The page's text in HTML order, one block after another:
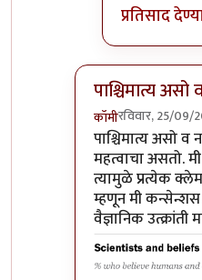
प्रतिसाद
पाश्चिमात्य असो
कॉमीरविवार, 25/09/
In reply to
पाश्चिमात्य असो
महत्वाचा असतो.
त्यामुळे प्रत्येक
म्हणून मी
वैज्ञानिक उत्क्रांती